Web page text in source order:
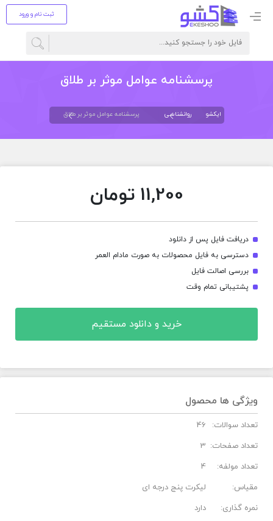
ثبت نام و ورود
پرسشنامه عوامل موثر بر طلاق
ایکشو روانشناسی پرسشنامه عوامل موثر بر طلاق
11,200 تومان
دریافت فایل پس از دانلود
دسترسی به فایل محصولات به صورت مادام العمر
بررسی اصالت فایل
پشتیبانی تمام وقت
خرید و دانلود مستقیم
ویژگی ها محصول
تعداد سوالات:
46
تعداد صفحات: 3
تعداد مولفه:
4
مقیاس:
لیکرت پنج درجه ای
نمره گذاری:
دارد